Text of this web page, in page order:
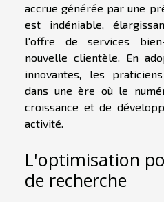
accrue générée par une
est indéniable,
l'offre de services
nouvelle clientèle. En
innovantes, les
dans une ère où le
croissance et de
activité.
L'optimisation
de recherche